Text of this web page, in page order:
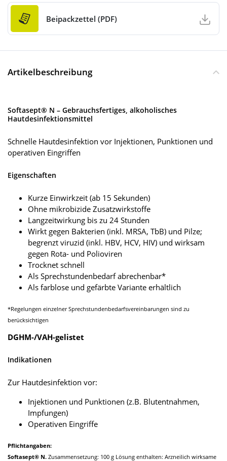
Beipackzettel (PDF)
Artikelbeschreibung
Softasept® N – Gebrauchsfertiges, alkoholisches
Hautdesinfektionsmittel
Schnelle Hautdesinfektion vor Injektionen, Punktionen und
operativen Eingriffen
Eigenschaften
Kurze Einwirkzeit (ab 15 Sekunden)
Ohne mikrobizide Zusatzwirkstoffe
Langzeitwirkung bis zu 24 Stunden
Wirkt gegen Bakterien (inkl. MRSA, TbB) und Pilze;
begrenzt viruzid (inkl. HBV, HCV, HIV) und wirksam
gegen Rota- und Polioviren
Trocknet schnell
Als Sprechstundenbedarf abrechenbar*
Als farblose und gefärbte Variante erhältlich
*Regelungen einzelner Sprechstundenbedarfsvereinbarungen sind zu
berücksichtigen
DGHM-/VAH-gelistet
Indikationen
Zur Hautdesinfektion vor:
Injektionen und Punktionen (z.B. Blutentnahmen,
Impfungen)
Operativen Eingriffe
Pflichtangaben:
Softasept® N. Zusammensetzung: 100 g Lösung enthalten: Arzneilich wirksame